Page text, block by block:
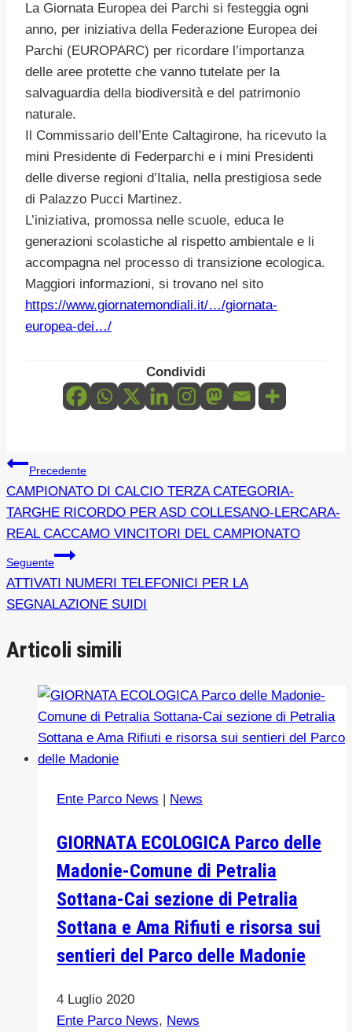
La Giornata Europea dei Parchi si festeggia ogni
anno, per iniziativa della Federazione Europea dei
Parchi (EUROPARC) per ricordare l’importanza
delle aree protette che vanno tutelate per la
salvaguardia della biodiversità e del patrimonio
naturale.
Il Commissario dell’Ente Caltagirone, ha ricevuto la
mini Presidente di Federparchi e i mini Presidenti
delle diverse regioni d’Italia, nella prestigiosa sede
di Palazzo Pucci Martinez.
L’iniziativa, promossa nelle scuole, educa le
generazioni scolastiche al rispetto ambientale e li
accompagna nel processo di transizione ecologica.
Maggiori informazioni, si trovano nel sito
https://www.giornatemondiali.it/…/giornata-
europea-dei…/
Condividi
Navigazione
articoli
Precedente
CAMPIONATO DI CALCIO TERZA CATEGORIA-
TARGHE RICORDO PER ASD COLLESANO-LERCARA-
REAL CACCAMO VINCITORI DEL CAMPIONATO
Seguente
ATTIVATI NUMERI TELEFONICI PER LA
SEGNALAZIONE SUIDI
Articoli simili
Ente Parco News | News
GIORNATA ECOLOGICA Parco delle
Madonie-Comune di Petralia
Sottana-Cai sezione di Petralia
Sottana e Ama Rifiuti e risorsa sui
sentieri del Parco delle Madonie
4 Luglio 2020
Ente Parco News, News